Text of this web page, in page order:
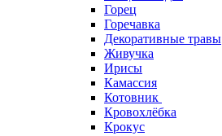
Горец
Горечавка
Декоративные травы
Живучка
Ирисы
Камассия
Котовник
Кровохлёбка
Крокус